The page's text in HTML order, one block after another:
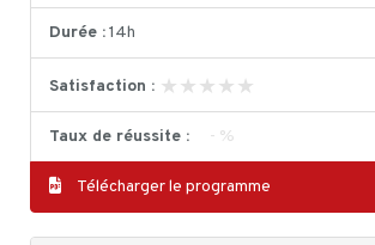
Durée :14h
Satisfaction : ★★★★★
★★★★★
Taux de réussite : - %
Télécharger le programme